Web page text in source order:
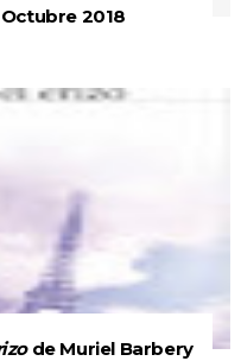
2018
de Muriel Barbery